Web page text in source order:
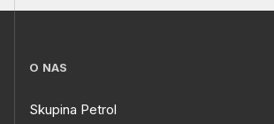
O NAS
Skupina Petrol